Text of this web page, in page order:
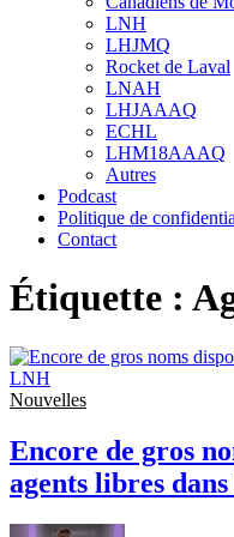
sub
menu
LNH
LHJMQ
Rocket de Laval
LNAH
LHJAAAQ
ECHL
LHM18AAAQ
Autres
Podcast
Politique de
Contact
Étiquette :
Nouvelles
Encore de gros
agents libres